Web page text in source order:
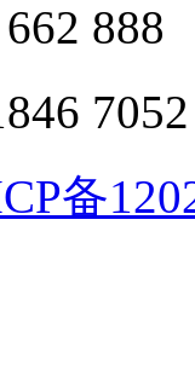
888
7052
备